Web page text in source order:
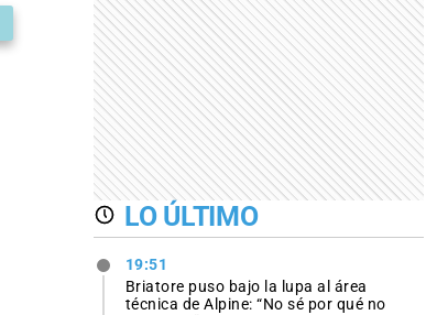
LO ÚLTIMO
19:51
Briatore puso bajo la lupa al área
técnica de Alpine: “No sé por qué no